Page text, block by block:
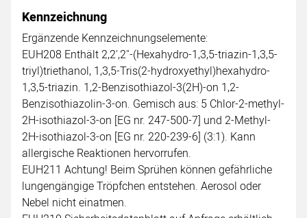
Kennzeichnung
Ergänzende Kennzeichnungselemente:
EUH208 Enthält 2,2',2"-(Hexahydro-1,3,5-triazin-1,3,5-
triyl)triethanol, 1,3,5-Tris(2-hydroxyethyl)hexahydro-
1,3,5-triazin. 1,2-Benzisothiazol-3(2H)-on 1,2-
Benzisothiazolin-3-on. Gemisch aus: 5 Chlor-2-methyl-
2H-isothiazol-3-on [EG nr. 247-500-7] und 2-Methyl-
2H-isothiazol-3-on [EG nr. 220-239-6] (3:1). Kann
allergische Reaktionen hervorrufen.
EUH211 Achtung! Beim Sprühen können gefährliche
lungengängige Tröpfchen entstehen. Aerosol oder
Nebel nicht einatmen.